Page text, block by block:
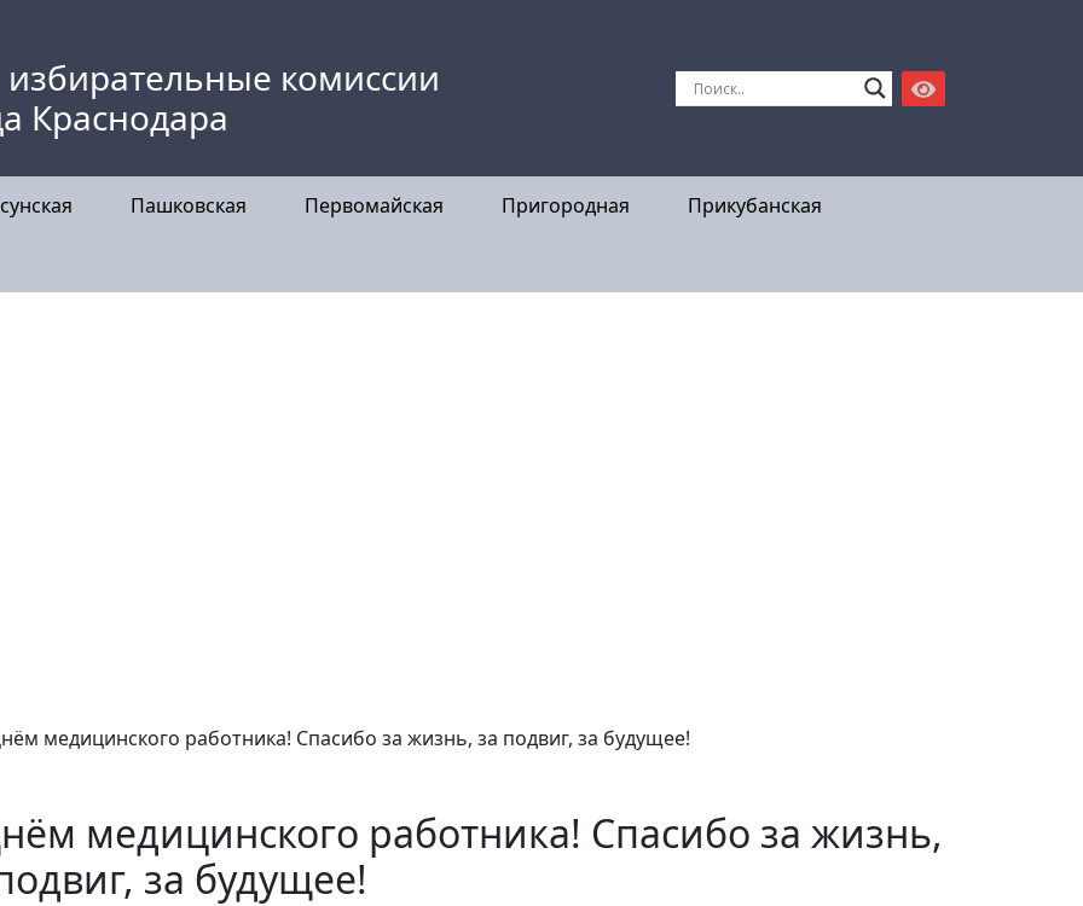
комиссии
Краснодара
Пашковская Первомайская Пригородная Прикубанская
медицинского работника! Спасибо за жизнь, за подвиг, за будущее!
медицинского работника! Спасибо за жизнь,
за будущее!